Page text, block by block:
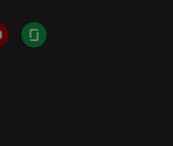
Glassdoor